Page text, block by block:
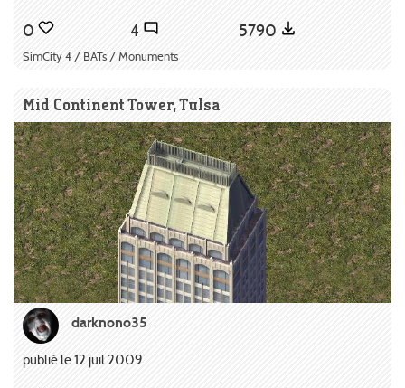
0 4 5790
SimCity 4 / BATs / Monuments
Mid Continent Tower, Tulsa
darknono35
publié le 12 juil 2009